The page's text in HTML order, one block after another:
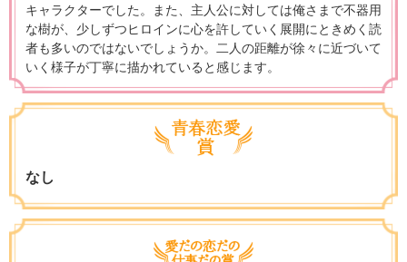
キャラクターでした。また、主人公に対しては俺さまで不器用
な樹が、少しずつヒロインに心を許していく展開にときめく読
者も多いのではないでしょうか。二人の距離が徐々に近づいて
いく様子が丁寧に描かれていると感じます。
なし